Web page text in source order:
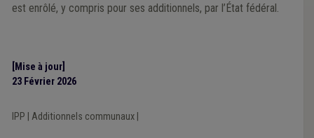
est enrôlé, y compris pour ses additionnels, par l’État fédéral.
[Mise à jour]
23 Février 2026
IPP Additionnels communaux|